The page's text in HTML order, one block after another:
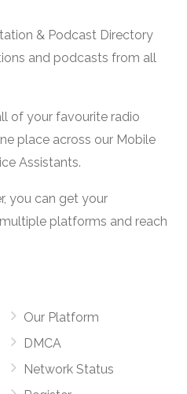
& Podcast Directory
and podcasts from all
of your favourite radio
place across our Mobile
Assistants.
you can get your
platforms and reach
Our Platform
DMCA
Network Status